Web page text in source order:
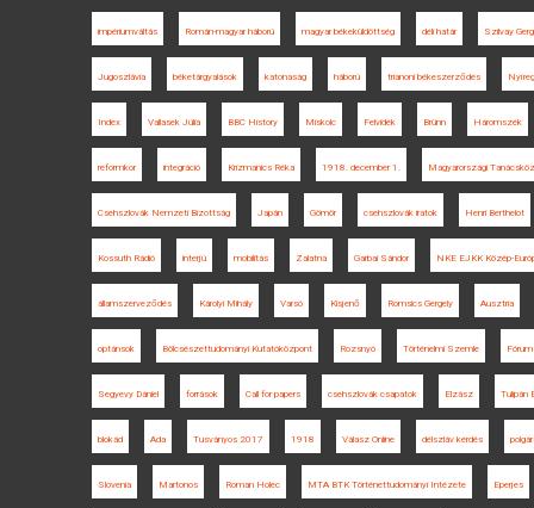
impériumváltás Román-magyar háború magyar békeküldöttség déli határ Szilvay
Jugoszlávia béketárgyalások katonaság háború trianoni békeszerződés
Index Vallasek Júlia BBC History Miskolc Felvidék Brünn Háromszék
reformkor integráció Krizmanics Réka 1918. december 1. Magyarországi
Csehszlovák Nemzeti Bizottság Japán Gömör csehszlovák iratok Henri Berthelot
Kossuth Rádió interjú mobilitás Zalatna Garbai Sándor NKE EJKK Közép-
államszerveződés Károlyi Mihály Varsó Kisjenő Romsics Gergely Ausztria
optánsok Bölcsészettudományi Kutatóközpont Rozsnyó Történelmi Szemle
Segyevy Dániel források Call for papers csehszlovák csapatok Elzász Tulipán
blokád Ada Tusványos 2017 1918 Válasz Online délszláv kérdés
Slovenia Martonos Roman Holec MTA BTK Történettudományi Intézete Eperjes